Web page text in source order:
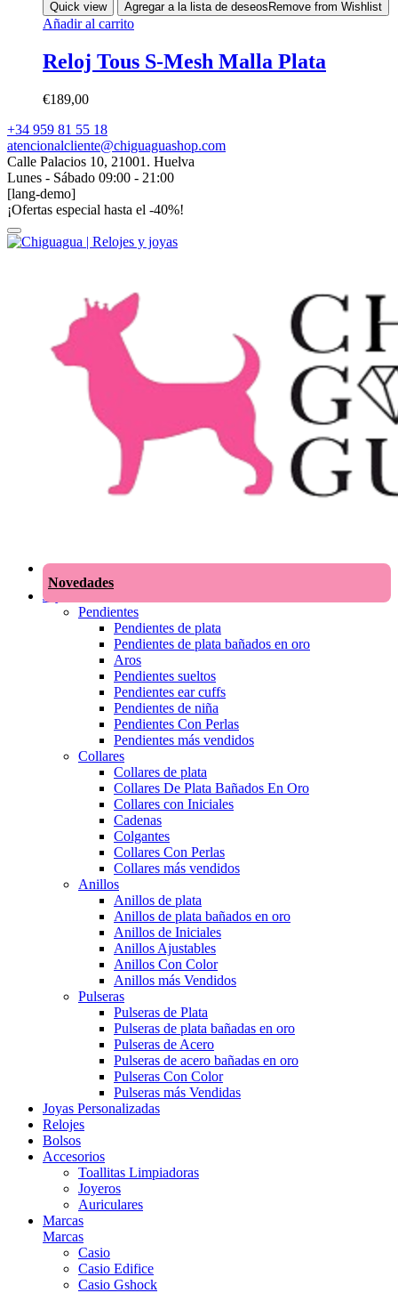
Quick view Agregar a la lista de deseos Remove from Wishlist
Añadir al carrito
Reloj Tous S-Mesh Malla Plata
€189,00
+34 959 81 55 18
atencionalcliente@chiguaguashop.com
Calle Palacios 10, 21001. Huelva
Lunes - Sábado 09:00 - 21:00
[lang-demo]
¡Ofertas especial hasta el -40%!
Novedades
Joyas
Pendientes
Pendientes de plata
Pendientes de plata bañados en oro
Aros
Pendientes sueltos
Pendientes ear cuffs
Pendientes de niña
Pendientes Con Perlas
Pendientes más vendidos
Collares
Collares de plata
Collares De Plata Bañados En Oro
Collares con Iniciales
Cadenas
Colgantes
Collares Con Perlas
Collares más vendidos
Anillos
Anillos de plata
Anillos de plata bañados en oro
Anillos de Iniciales
Anillos Ajustables
Anillos Con Color
Anillos más Vendidos
Pulseras
Pulseras de Plata
Pulseras de plata bañadas en oro
Pulseras de Acero
Pulseras de acero bañadas en oro
Pulseras Con Color
Pulseras más Vendidas
Joyas Personalizadas
Relojes
Bolsos
Accesorios
Toallitas Limpiadoras
Joyeros
Auriculares
Marcas
Marcas
Casio
Casio Edifice
Casio Gshock